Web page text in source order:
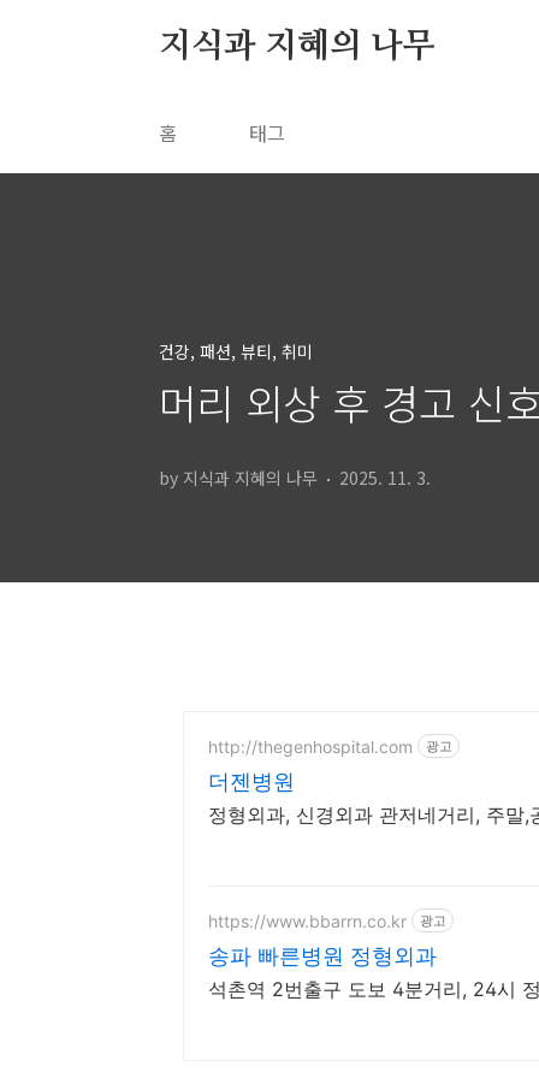
지식과 지혜의 나무
홈 태그
건강, 패션, 뷰티, 취미
머리 외상 후 경고 신
by 지식과 지혜의 나무 2025. 11. 3.
http://thegenhospital.com 광고
더젠병원
정형외과, 신경외과 관저네거리, 주말,
https://www.bbarrn.co.kr 광고
송파 빠른병원 정형외과
석촌역 2번출구 도보 4분거리, 24시